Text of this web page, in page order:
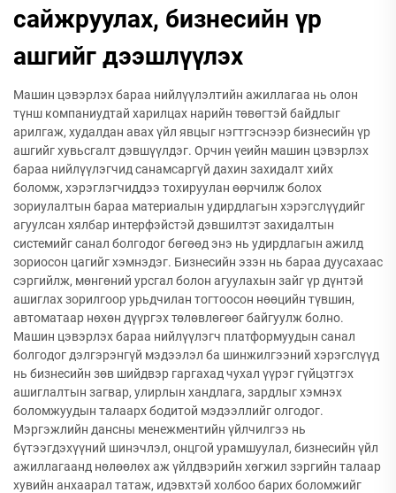
сайжруулах, бизнесийн үр
ашгийг дээшлүүлэх
Машин цэвэрлэх бараа нийлүүлэлтийн ажиллагаа нь олон
түнш компаниудтай харилцах нарийн төвөгтэй байдлыг
арилгаж, худалдан авах үйл явцыг нэгтгэснээр бизнесийн үр
ашгийг хувьсгалт дэвшүүлдэг. Орчин үеийн машин цэвэрлэх
бараа нийлүүлэгчид санамсаргүй дахин захидалт хийх
боломж, хэрэглэгчиддээ тохируулан өөрчилж болох
зориулалтын бараа материалын удирдлагын хэрэгслүүдийг
агуулсан хялбар интерфэйстэй дэвшилтэт захидалтын
системийг санал болгодог бөгөөд энэ нь удирдлагын ажилд
зориосон цагийг хэмнэдэг. Бизнесийн эзэн нь бараа дуусахаас
сэргийлж, мөнгөний урсгал болон агуулахын зайг үр дүнтэй
ашиглах зорилгоор урьдчилан тогтоосон нөөцийн түвшин,
автоматаар нөхөн дүүргэх төлөвлөгөөг байгуулж болно.
Машин цэвэрлэх бараа нийлүүлэгч платформуудын санал
болгодог дэлгэрэнгүй мэдээлэл ба шинжилгээний хэрэгслүүд
нь бизнесийн зөв шийдвэр гаргахад чухал үүрэг гүйцэтгэх
ашиглалтын загвар, улирлын хандлага, зардлыг хэмнэх
боломжуудын талаарх бодитой мэдээллийг олгодог.
Мэргэжлийн дансны менежментийн үйлчилгээ нь
бүтээгдэхүүний шинэчлэл, онцгой урамшуулал, бизнесийн үйл
ажиллагаанд нөлөөлөх аж үйлдвэрийн хөгжил зэргийн талаар
хувийн анхаарал татаж, идэвхтэй холбоо барих боломжийг